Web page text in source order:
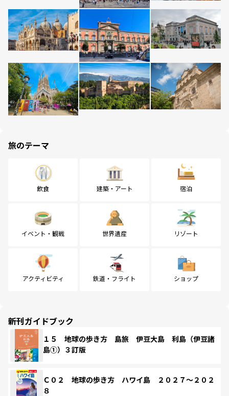
旅のテーマ
飲食 建築・アート 宿泊
イベント・観戦 世界遺産 リゾート
アクティビティ 鉄道・フライト ショップ
新刊ガイドブック
１５ 地球の歩き方 島旅 伊豆大島 利島（伊豆諸
島①）３訂版
Ｃ０２ 地球の歩き方 ハワイ島 ２０２７～２０２
８